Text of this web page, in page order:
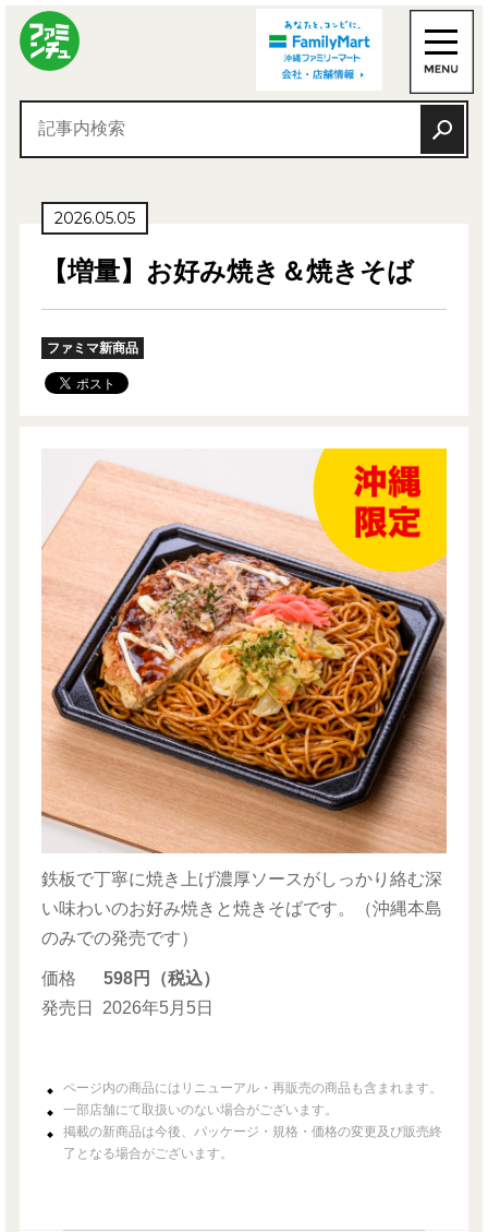
2026.05.05
【増量】お好み焼き＆焼きそば
ファミマ新商品
鉄板で丁寧に焼き上げ濃厚ソースがしっかり絡む深
い味わいのお好み焼きと焼きそばです。（沖縄本島
のみでの発売です）
価格
598円（税込）
発売日
2026年5月5日
ページ内の商品にはリニューアル・再販売の商品も含まれます。
一部店舗にて取扱いのない場合がございます。
掲載の新商品は今後、パッケージ・規格・価格の変更及び販売終
了となる場合がございます。